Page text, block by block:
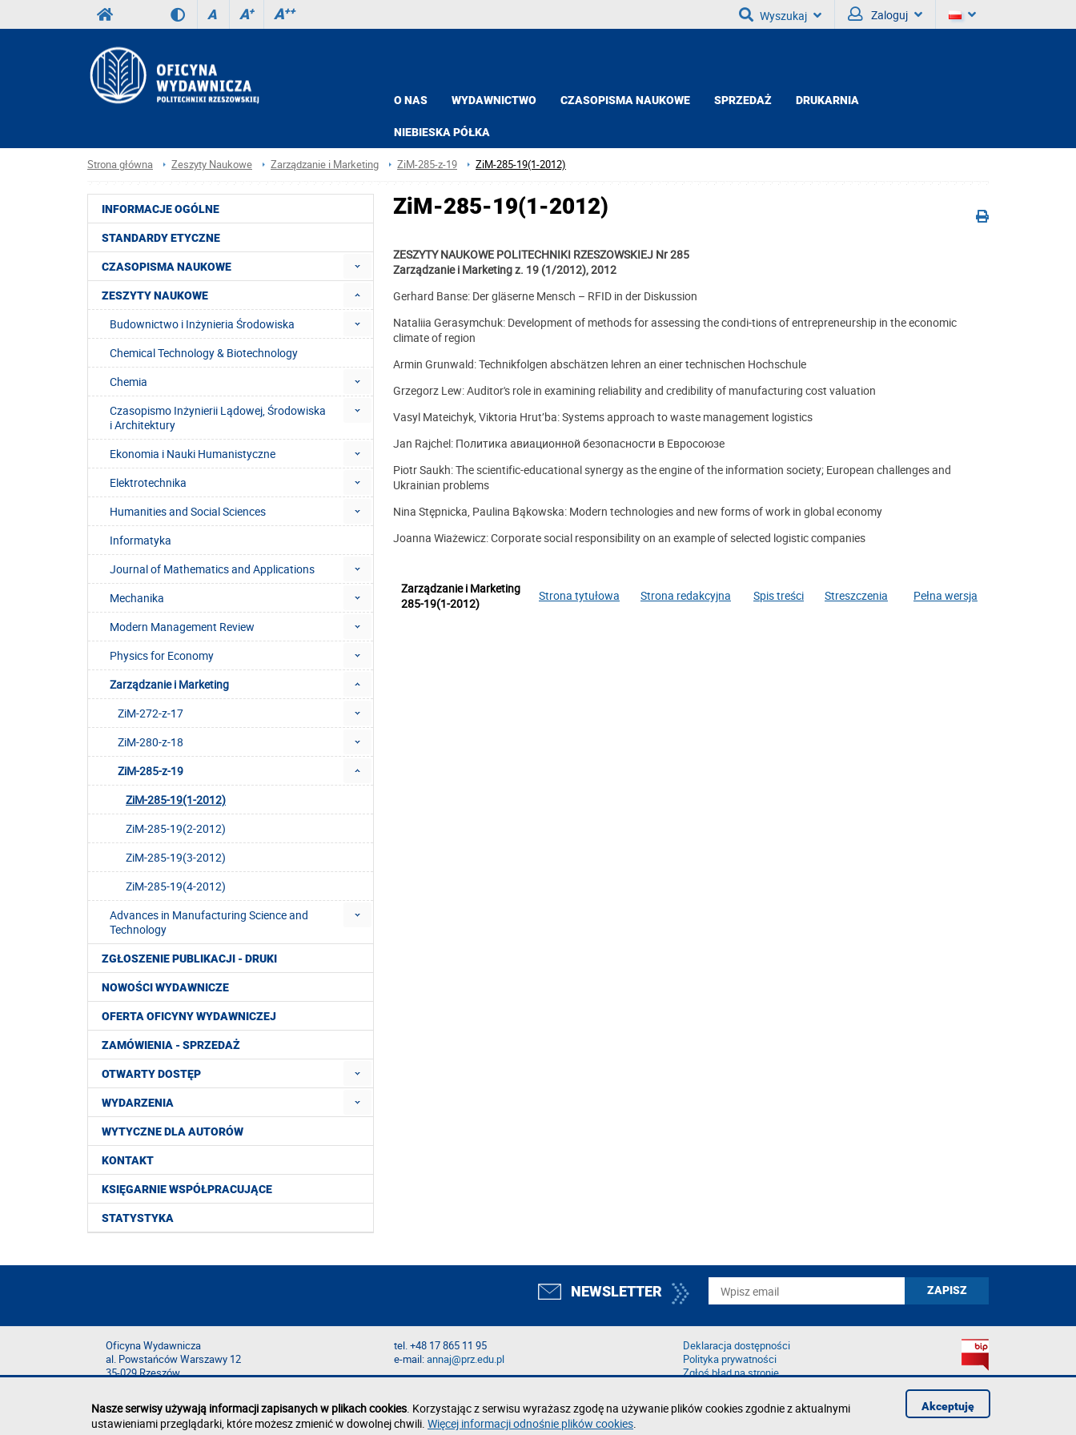
A A+ A++ Wyszukaj Zaloguj
O NAS WYDAWNICTWO CZASOPISMA NAUKOWE SPRZEDAŻ DRUKARNIA
NIEBIESKA PÓŁKA
Strona główna Zeszyty Naukowe Zarządzanie i Marketing ZiM-285-z-19 ZiM-285-19(1-2012)
INFORMACJE OGÓLNE
STANDARDY ETYCZNE
CZASOPISMA NAUKOWE
ZESZYTY NAUKOWE
Budownictwo i Inżynieria Środowiska
Chemical Technology & Biotechnology
Chemia
Czasopismo Inżynierii Lądowej, Środowiska
i Architektury
Ekonomia i Nauki Humanistyczne
Elektrotechnika
Humanities and Social Sciences
Informatyka
Journal of Mathematics and Applications
Mechanika
Modern Management Review
Physics for Economy
Zarządzanie i Marketing
ZiM-272-z-17
ZiM-280-z-18
ZiM-285-z-19
ZiM-285-19(1-2012)
ZiM-285-19(2-2012)
ZiM-285-19(3-2012)
ZiM-285-19(4-2012)
Advances in Manufacturing Science and
Technology
ZGŁOSZENIE PUBLIKACJI - DRUKI
NOWOŚCI WYDAWNICZE
OFERTA OFICYNY WYDAWNICZEJ
ZAMÓWIENIA - SPRZEDAŻ
OTWARTY DOSTĘP
WYDARZENIA
WYTYCZNE DLA AUTORÓW
KONTAKT
KSIĘGARNIE WSPÓŁPRACUJĄCE
STATYSTYKA
ZiM-285-19(1-2012)
ZESZYTY NAUKOWE POLITECHNIKI RZESZOWSKIEJ Nr 285
Zarządzanie i Marketing z. 19 (1/2012), 2012
Gerhard Banse: Der gläserne Mensch – RFID in der Diskussion
Nataliia Gerasymchuk: Development of methods for assessing the condi-tions of entrepreneurship in the economic
climate of region
Armin Grunwald: Technikfolgen abschätzen lehren an einer technischen Hochschule
Grzegorz Lew: Auditor's role in examining reliability and credibility of manufacturing cost valuation
Vasyl Mateichyk, Viktoria Hrut’ba: Systems approach to waste management logistics
Jan Rajchel: Пoлитика авиационной безопасности в Евросоюзе
Piotr Saukh: The scientific-educational synergy as the engine of the information society; European challenges and
Ukrainian problems
Nina Stępnicka, Paulina Bąkowska: Modern technologies and new forms of work in global economy
Joanna Wiażewicz: Corporate social responsibility on an example of selected logistic companies
Zarządzanie i Marketing
285-19(1-2012)
Strona tytułowa Strona redakcyjna Spis treści Streszczenia Pełna wersja
NEWSLETTER
Oficyna Wydawnicza
al. Powstańców Warszawy 12
35-029 Rzeszów
tel. +48 17 865 11 95
e-mail:annaj@prz.edu.pl
Deklaracja dostępności
Polityka prywatności
Zgłoś błąd na stronie
Nasze serwisy używają informacji zapisanych w plikach cookies. Korzystając z serwisu wyrażasz zgodę na używanie plików cookies zgodnie z aktualnymi
ustawieniami przeglądarki, które możesz zmienić w dowolnej chwili. Więcej informacji odnośnie plików cookies.
Akceptuję